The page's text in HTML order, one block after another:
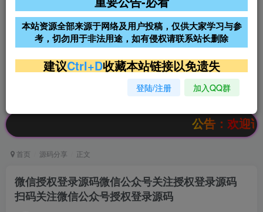
阿里云2核2G200M服务器68元/
年
雨云高防免备案服务器
超低价文字广告位招租 超低价文字广告位招租
超低价文字广告位招租
公告：欢迎访问辰
首页 源码分享 正文
微信授权登录源码微信公众号关注授权登录源码
扫码关注微信公众号授权登录源码
本站资源全部来源于网络及用户投稿，仅供大家学习与参
考，切勿用于非法用途，如有侵权请联系站长删除
建议Ctrl+D收藏本站链接以免遗失
登陆/注册 加入QQ群